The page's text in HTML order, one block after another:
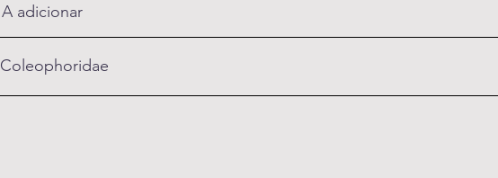
A adicionar
Coleophoridae